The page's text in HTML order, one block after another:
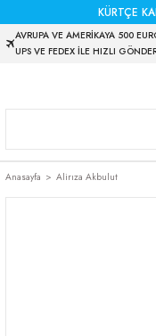
KÜRTÇE
AVRUPA VE AMERİKAYA 500
UPS VE FEDEX İLE HIZLI
Anasayfa Alirıza Akbulut